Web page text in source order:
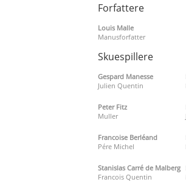
Forfattere
Louis Malle
Manusforfatter
Skuespillere
Gespard Manesse
Julien Quentin
Peter Fitz
Muller
Francoise Berléand
Pére Michel
Stanislas Carré de Malberg
Francois Quentin